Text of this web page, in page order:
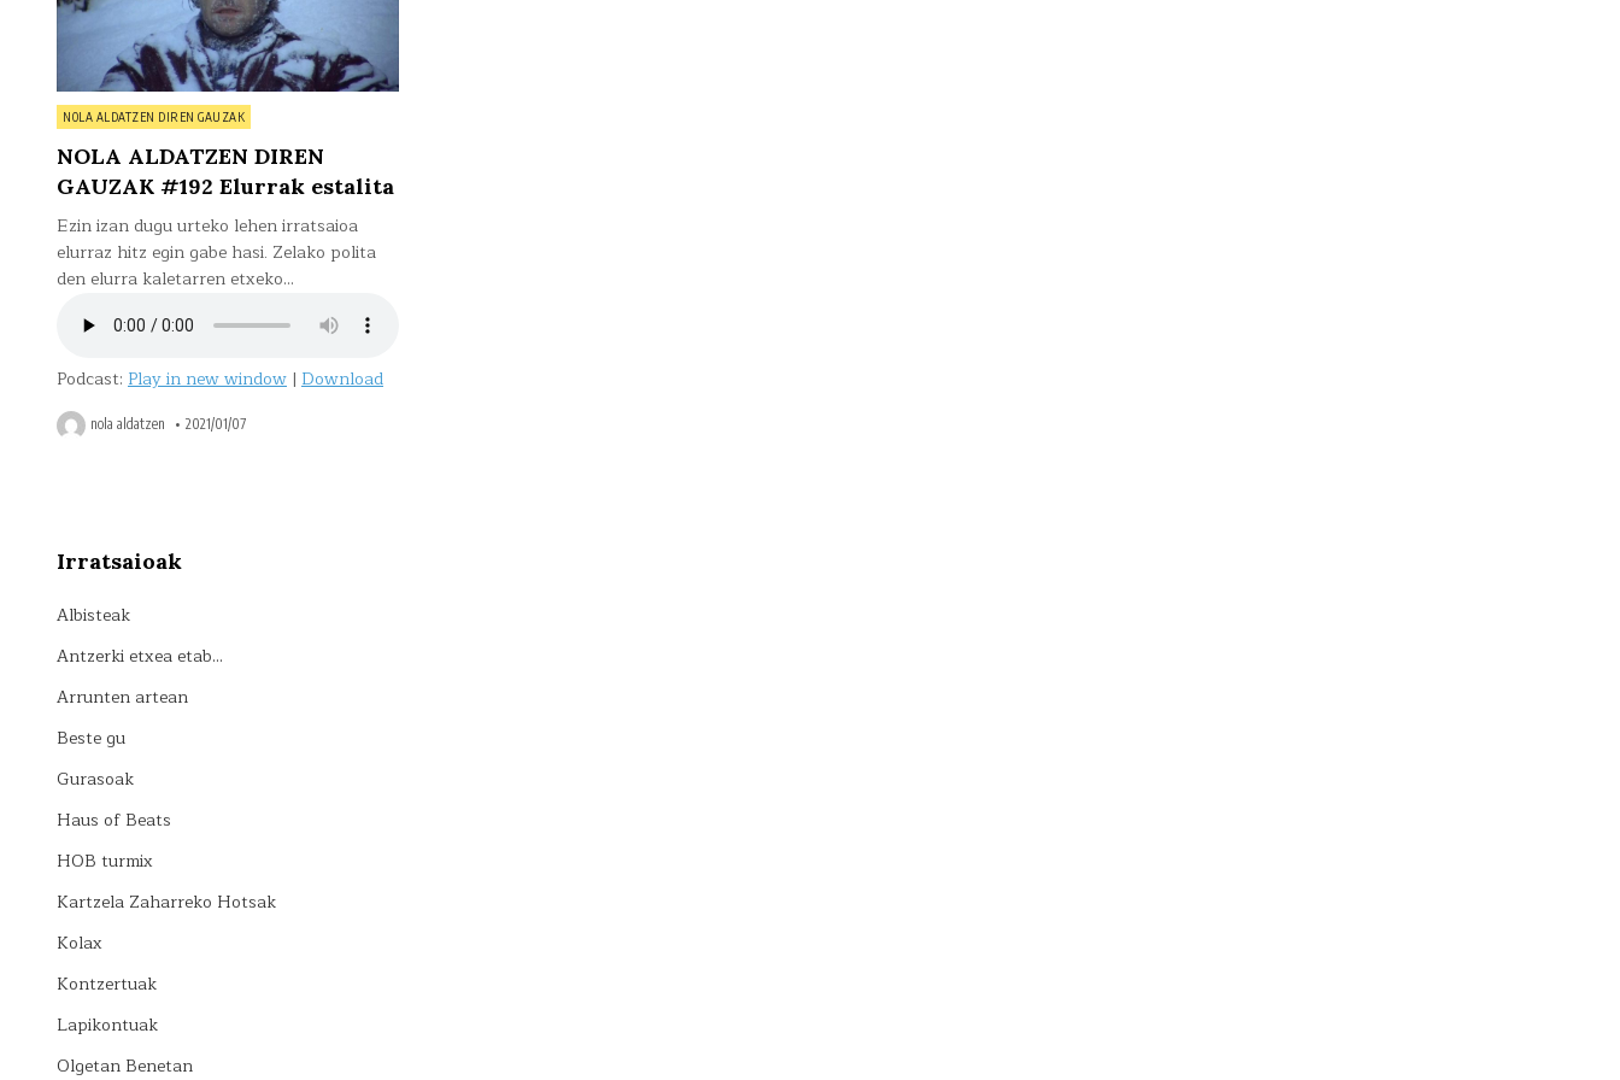
Posted
NOLA ALDATZEN DIREN GAUZAK
NOLA ALDATZEN DIREN
GAUZAK #192 Elurrak estalita
Ezin izan dugu urteko lehen irratsaioa
elurraz hitz egin gabe hasi. Zelako polita
den elurra kaletarren etxeko…
Podcast: Play in new window | Download
nola aldatzen 2021/01/07
Irratsaioak
Albisteak
Antzerki etxea etab…
Arrunten artean
Beste gu
Gurasoak
Haus of Beats
HOB turmix
Kartzela Zaharreko Hotsak
Kolax
Kontzertuak
Lapikontuak
Olgetan Benetan